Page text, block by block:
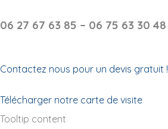
06 27 67 63 85 – 06 75 63 30 48
Contactez nous pour un devis gratuit !
Télécharger notre carte de visite
Tooltip content